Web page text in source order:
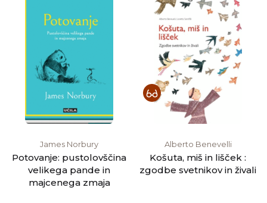
James Norbury
Potovanje: pustolovščina
velikega pande in
majcenega zmaja
Alberto Benevelli
Košuta, miš in lišček :
zgodbe svetnikov in živali